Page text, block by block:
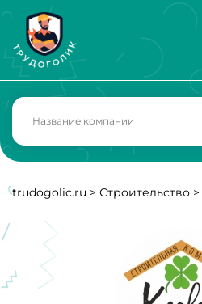
trudogolic.ru > Строительство >